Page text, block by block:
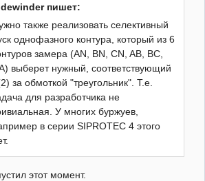
пишет:
также реализовать селективный
однофазного контура, который из 6
замера (АN, BN, CN, AB, BC,
выберет нужный, соответствующий
за обмоткой "треугольник". Т.е.
для разработчика не
У многих буржуев,
в серии SIPROTEC 4 этого
этот момент.